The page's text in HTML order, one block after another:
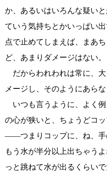
か、あるいはいろんな疑い
ていう気持ちとかいっぱい
点で止めてしまえば、まあ
ど、あまりダメージはない。
だからわれわれは常に、大
メージし、そのようにあらな
いつも言うように、よく
の心が狭いと、ちょうどコ
――つまりコップに、ね、手
もう水が半分以上出ちゃう
っと跳ねて水が出るくらい